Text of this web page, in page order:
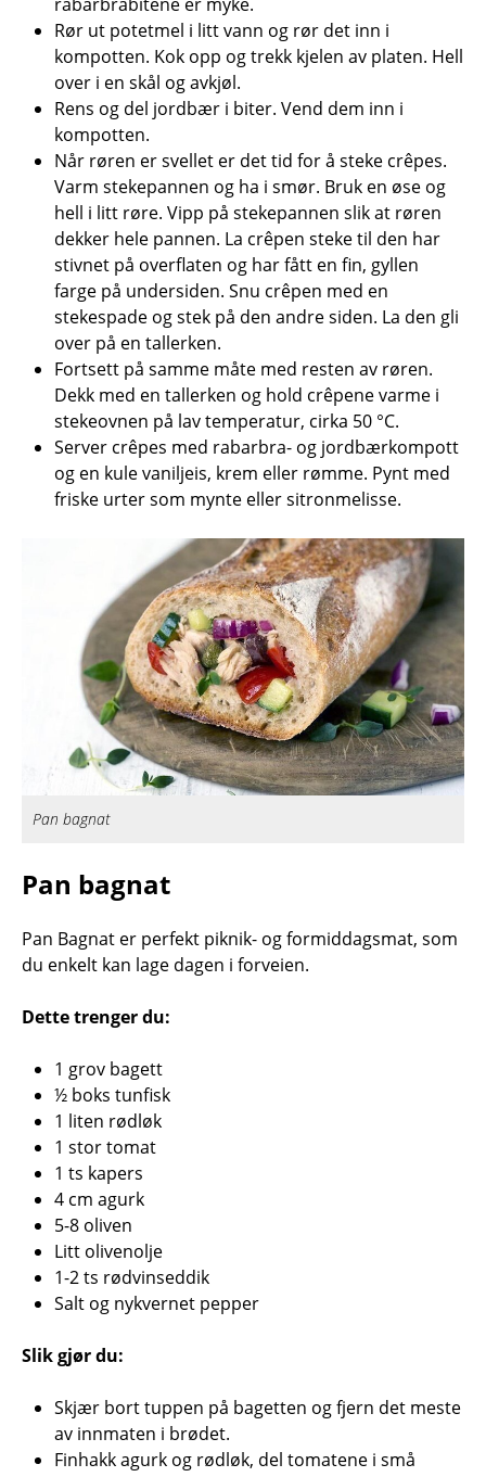
Rør ut potetmel i litt vann og rør det inn i
kompotten. Kok opp og trekk kjelen av platen. Hell
over i en skål og avkjøl.
Rens og del jordbær i biter. Vend dem inn i
kompotten.
Når røren er svellet er det tid for å steke crêpes.
Varm stekepannen og ha i smør. Bruk en øse og
hell i litt røre. Vipp på stekepannen slik at røren
dekker hele pannen. La crêpen steke til den har
stivnet på overflaten og har fått en fin, gyllen
farge på undersiden. Snu crêpen med en
stekespade og stek på den andre siden. La den gli
over på en tallerken.
Fortsett på samme måte med resten av røren.
Dekk med en tallerken og hold crêpene varme i
stekeovnen på lav temperatur, cirka 50 °C.
Server crêpes med rabarbra- og jordbærkompott
og en kule vaniljeis, krem eller rømme. Pynt med
friske urter som mynte eller sitronmelisse.
Pan bagnat
Pan bagnat
Pan Bagnat er perfekt piknik- og formiddagsmat, som
du enkelt kan lage dagen i forveien.
Dette trenger du:
1 grov bagett
½ boks tunfisk
1 liten rødløk
1 stor tomat
1 ts kapers
4 cm agurk
5-8 oliven
Litt olivenolje
1-2 ts rødvinseddik
Salt og nykvernet pepper
Slik gjør du:
Skjær bort tuppen på bagetten og fjern det meste
av innmaten i brødet.
Finhakk agurk og rødløk, del tomatene i små